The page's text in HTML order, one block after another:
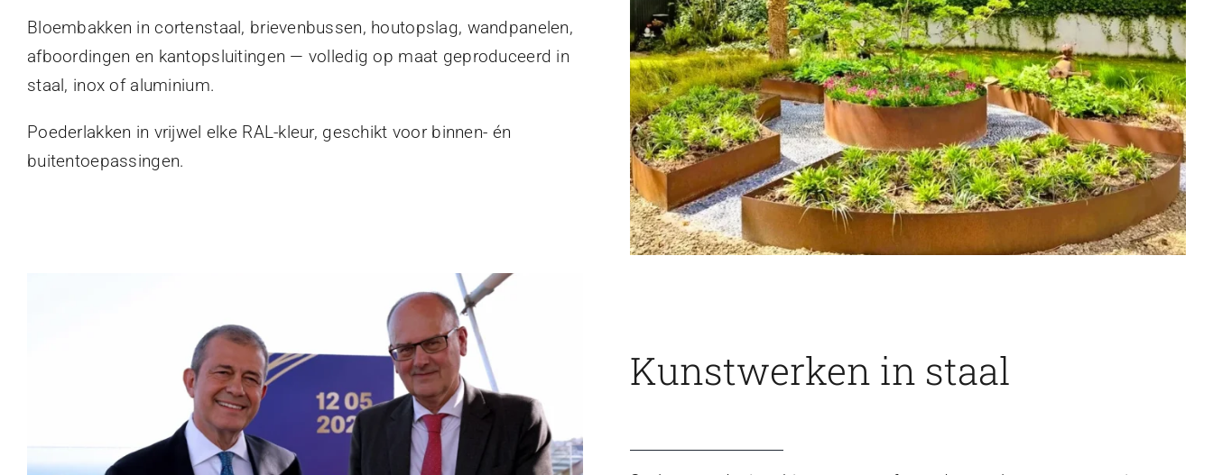
Bloembakken in cortenstaal, brievenbussen, houtopslag, wandpanelen,
afboordingen en kantopsluitingen — volledig op maat geproduceerd in
staal, inox of aluminium.
Poederlakken in vrijwel elke RAL-kleur, geschikt voor binnen- én
buitentoepassingen.
Kunstwerken in staal